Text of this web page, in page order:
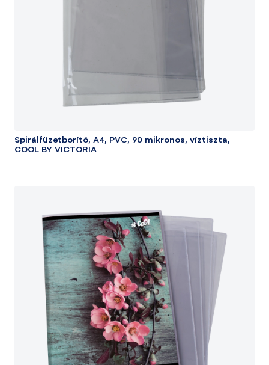
Spirálfüzetborító, A4, PVC, 90 mikronos, víztiszta,
COOL BY VICTORIA